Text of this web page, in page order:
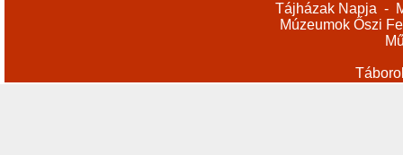
Tájházak Napja -
Múzeumok Őszi